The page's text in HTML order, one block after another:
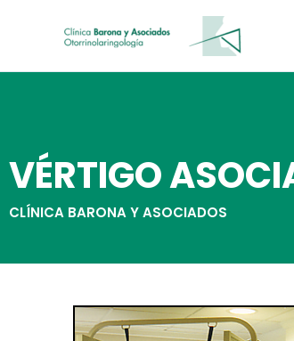
VÉRTIGO
CLÍNICA BARONA Y ASOCIADOS